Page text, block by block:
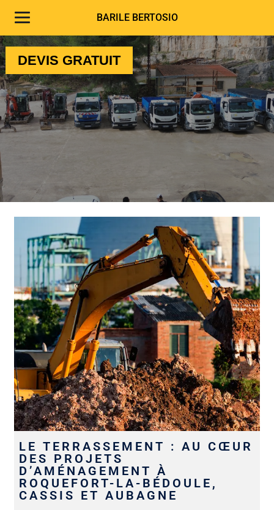
BARILE BERTOSIO
LOCATION DE BENNE AIX EN PROVENCE
DEVIS GRATUIT
LE TERRASSEMENT : AU CŒUR
DES PROJETS
D’AMÉNAGEMENT À
ROQUEFORT-LA-BÉDOULE,
CASSIS ET AUBAGNE